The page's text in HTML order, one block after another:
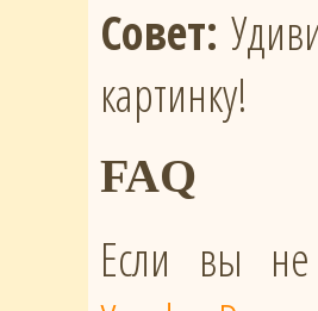
Совет:
картинку!
FAQ
Если вы не